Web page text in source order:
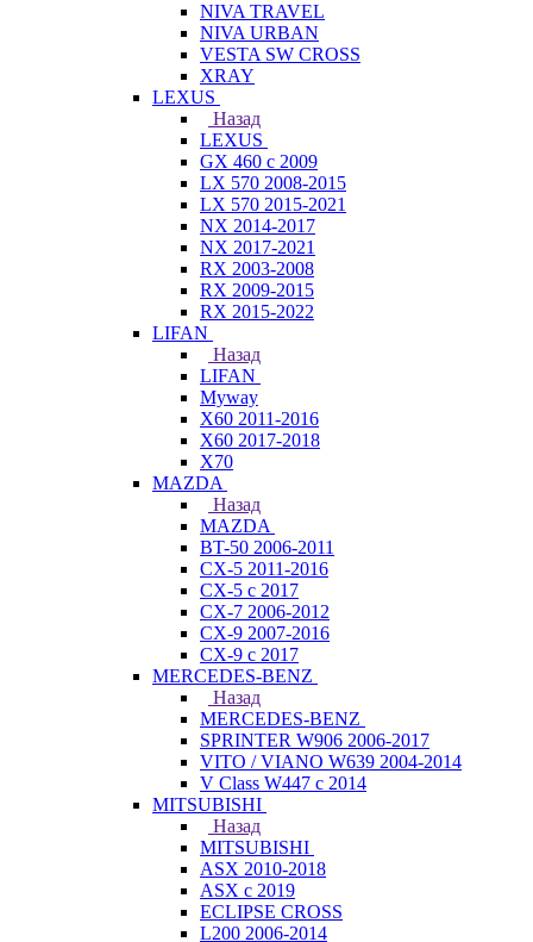
NIVA TRAVEL
NIVA URBAN
VESTA SW CROSS
XRAY
LEXUS
Назад
LEXUS
GX 460 с 2009
LX 570 2008-2015
LX 570 2015-2021
NX 2014-2017
NX 2017-2021
RX 2003-2008
RX 2009-2015
RX 2015-2022
LIFAN
Назад
LIFAN
Myway
X60 2011-2016
X60 2017-2018
X70
MAZDA
Назад
MAZDA
BT-50 2006-2011
CX-5 2011-2016
CX-5 с 2017
CX-7 2006-2012
CX-9 2007-2016
CX-9 с 2017
MERCEDES-BENZ
Назад
MERCEDES-BENZ
SPRINTER W906 2006-2017
VITO / VIANO W639 2004-2014
V Class W447 с 2014
MITSUBISHI
Назад
MITSUBISHI
ASX 2010-2018
ASX с 2019
ECLIPSE CROSS
L200 2006-2014